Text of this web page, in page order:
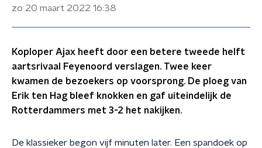
zo 20 maart 2022 16:38
Koploper Ajax heeft door een betere tweede helft
aartsrivaal Feyenoord verslagen. Twee keer
kwamen de bezoekers op voorsprong. De ploeg van
Erik ten Hag bleef knokken en gaf uiteindelijk de
Rotterdammers met 3-2 het nakijken.
De klassieker begon vijf minuten later. Een spandoek op